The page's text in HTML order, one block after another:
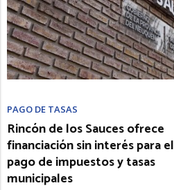
PAGO DE TASAS
Rincón de los Sauces ofrece
financiación sin interés para el
pago de impuestos y tasas
municipales